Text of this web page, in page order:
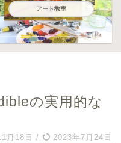
アート教室
の実用的な
月18日 / 2023年7月24日